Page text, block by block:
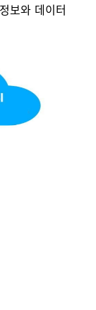
보와 데이터